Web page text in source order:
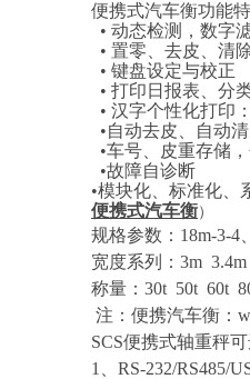
便携式汽车衡功能
• 动态检测，数字
• 置零、去皮、清
• 键盘设定与校正
• 打印日报表、分
• 汉字个性化打印
•自动去皮、自动
•车号、皮重存储
•故障自诊断
•模块化、标准化
便携式汽车衡）
规格参数： 18m-3-4
宽度系列： 3m 3.4m
称量： 30t 50t 60t
注：便携汽车衡：
SCS便携式轴重秤
1
RS-232/RS485/